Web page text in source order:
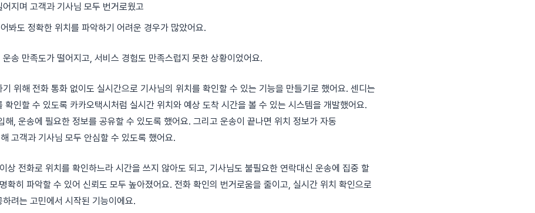
지며 고객과 기사님 모두 번거로웠고
봐도 정확한 위치를 파악하기 어려운 경우가 많았어요.
송 만족도가 떨어지고, 서비스 경험도 만족스럽지 못한 상황이었어요.
위해 전화 통화 없이도 실시간으로 기사님의 위치를 확인할 수 있는 기능을 만들기로 했어요. 센디는
확인할 수 있도록 카카오택시처럼 실시간 위치와 예상 도착 시간을 볼 수 있는 시스템을 개발했어요.
해, 운송에 필요한 정보를 공유할 수 있도록 했어요. 그리고 운송이 끝나면 위치 정보가 자동
고객과 기사님 모두 안심할 수 있도록 했어요.
상 전화로 위치를 확인하느라 시간을 쓰지 않아도 되고, 기사님도 불필요한 연락대신 운송에 집중 할
확히 파악할 수 있어 신뢰도 모두 높아졌어요. 전화 확인의 번거로움을 줄이고, 실시간 위치 확인으로
려는 고민에서 시작된 기능이에요.